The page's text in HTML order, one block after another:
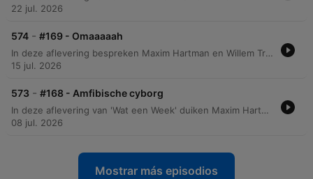
22 jul. 2026
574 - #169 - Omaaaaah
In deze aflevering bespreken Maxim Hartman en Willem Treur een breed scala aan bizarre nieuwsberichten en persoonlijke anekdotes. Van juridische zaken over verkeersboetes en tegenstrijdige politieadviezen tot de diefstal van 20.000 kilo Emmentaler kaas en een Belgische oma die per ongeluk het verkeerde kind meeneemt. Daarnaast duiken de hosts in diverse onderwerpen, variërend van politieke geschenken van Erdogan en incidenten in Ryanair-vluchten tot psychologische concepten zoals 'co-rumineren' en de impact van satellietreflectie op onze natuurlijke ritmes.
15 jul. 2026
573 - #168 - Amfibische cyborg
In deze aflevering van 'Wat een Week' duiken Maxim Hartman en Willem Treur in een breed scala aan uiteenlopende onderwerpen. Van ongemakkelijke toiletervaringen en de spanning van sportwedstrijden tot de gevaren van rabies en de impact van inteelt bij het Friese paard. Daarnaast bespreken de presentatoren de sociale druk van bekendheid, de geschiedenis van petanque, en wetenschappelijke fenomenen zoals amfibische cyborg-insecten en het ontstaan van eeneiige vierlingen. De aflevering sluit af met een informele discussie over eetgewoonten en de kans op meerlingen.
08 jul. 2026
Mostrar más episodios